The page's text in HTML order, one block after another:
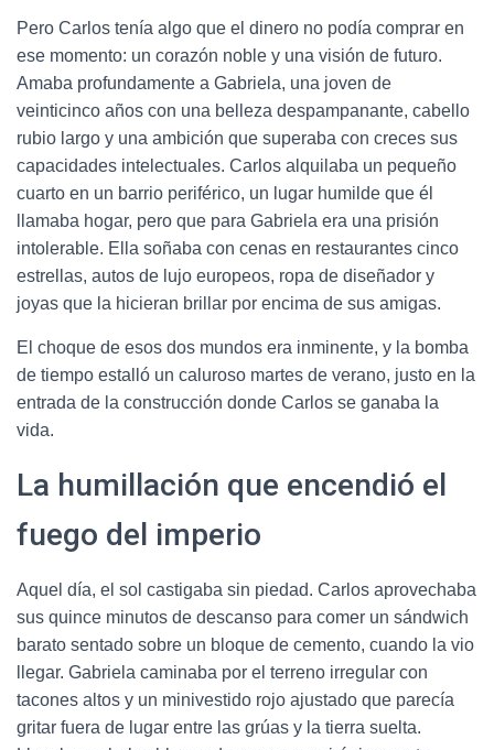
Pero Carlos tenía algo que el dinero no podía comprar en
ese momento: un corazón noble y una visión de futuro.
Amaba profundamente a Gabriela, una joven de
veinticinco años con una belleza despampanante, cabello
rubio largo y una ambición que superaba con creces sus
capacidades intelectuales. Carlos alquilaba un pequeño
cuarto en un barrio periférico, un lugar humilde que él
llamaba hogar, pero que para Gabriela era una prisión
intolerable. Ella soñaba con cenas en restaurantes cinco
estrellas, autos de lujo europeos, ropa de diseñador y
joyas que la hicieran brillar por encima de sus amigas.
El choque de esos dos mundos era inminente, y la bomba
de tiempo estalló un caluroso martes de verano, justo en la
entrada de la construcción donde Carlos se ganaba la
vida.
La humillación que encendió el
fuego del imperio
Aquel día, el sol castigaba sin piedad. Carlos aprovechaba
sus quince minutos de descanso para comer un sándwich
barato sentado sobre un bloque de cemento, cuando la vio
llegar. Gabriela caminaba por el terreno irregular con
tacones altos y un minivestido rojo ajustado que parecía
gritar fuera de lugar entre las grúas y la tierra suelta.